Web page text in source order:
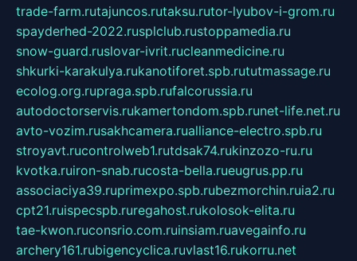
trade-farm.rutajuncos.rutaksu.rutor-lyubov-i-grom.ru
spayderhed-2022.rusplclub.rustoppamedia.ru
snow-guard.ruslovar-ivrit.rucleanmedicine.ru
shkurki-karakulya.rukanotiforet.spb.rututmassage.ru
ecolog.org.rupraga.spb.rufalcorussia.ru
autodoctorservis.rukamertondom.spb.runet-life.net.ru
avto-vozim.rusakhcamera.rualliance-electro.spb.ru
stroyavt.rucontrolweb1.rutdsak74.rukinzozo-ru.ru
kvotka.ruiron-snab.rucosta-bella.rueugrus.pp.ru
associaciya39.ruprimexpo.spb.rubezmorchin.ruia2.ru
cpt21.ruispecspb.ruregahost.rukolosok-elita.ru
tae-kwon.ruconsrio.com.ruinsiam.ruavegainfo.ru
archery161.rubigencyclica.ruvlast16.rukorru.net